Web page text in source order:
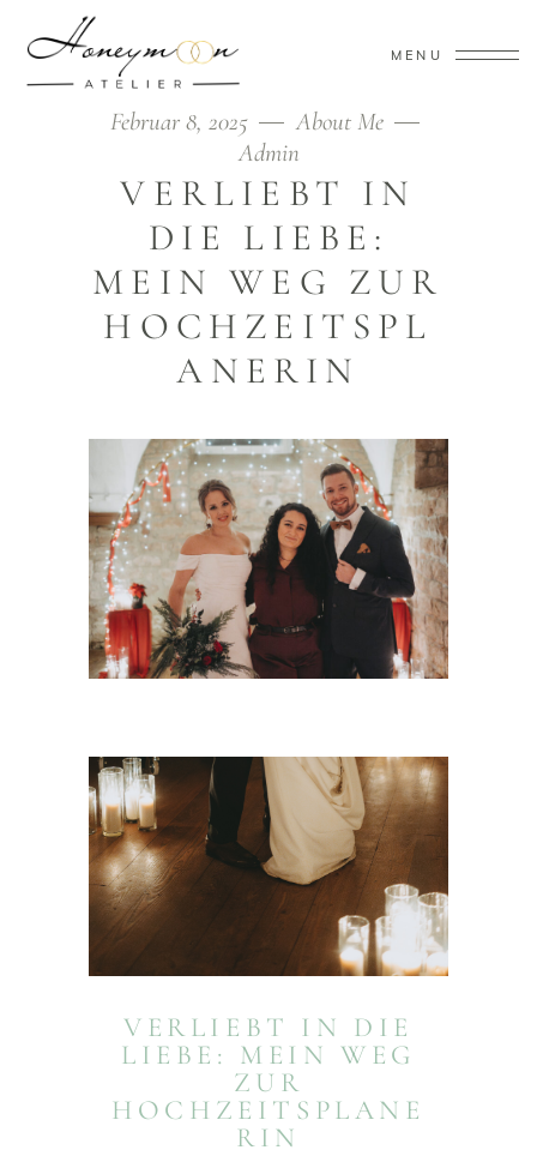
MENU
Februar 8, 2025
About Me
Admin
VERLIEBT IN
DIE LIEBE:
MEIN WEG ZUR
HOCHZEITSPL
ANERIN
VERLIEBT IN DIE
LIEBE: MEIN WEG
ZUR
HOCHZEITSPLANE
RIN